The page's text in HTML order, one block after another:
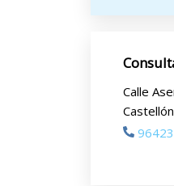
Calle